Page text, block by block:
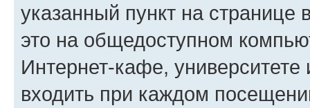
указанный пункт на
это на общедоступном
Интернет-кафе, университете
входить при каждом